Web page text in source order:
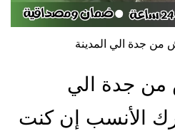
جدة الي المدينة
جدة الي
الأنسب إن كنت